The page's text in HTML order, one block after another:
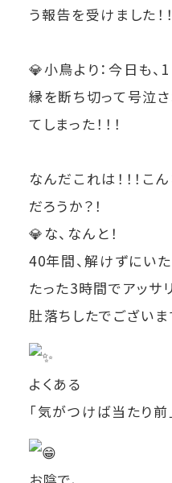
う報告を受けました！！
💎小鳥より：今日も
縁を断ち切って号泣
てしまった！！！
なんだこれは！！！こ
だろうか？！
💎 な、なんと！
40年間、解けずにいた
たった3時間でアッサ
肚落ちしたでござい
よくある
「気がつけば当たり前